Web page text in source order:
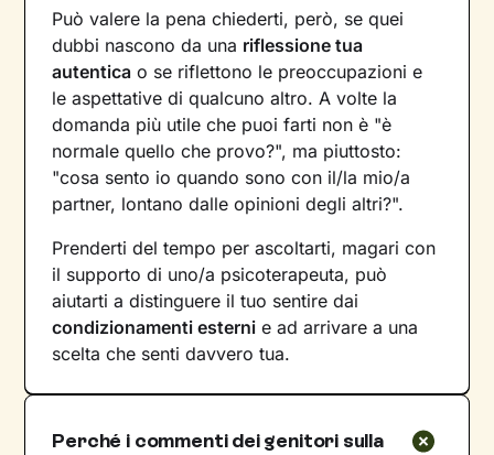
Può valere la pena chiederti, però, se quei
dubbi nascono da una riflessione tua
autentica o se riflettono le preoccupazioni e
le aspettative di qualcuno altro. A volte la
domanda più utile che puoi farti non è "è
normale quello che provo?", ma piuttosto:
"cosa sento io quando sono con il/la mio/a
partner, lontano dalle opinioni degli altri?".
Prenderti del tempo per ascoltarti, magari con
il supporto di uno/a psicoterapeuta, può
aiutarti a distinguere il tuo sentire dai
condizionamenti esterni e ad arrivare a una
scelta che senti davvero tua.
Perché i commenti dei genitori sulla